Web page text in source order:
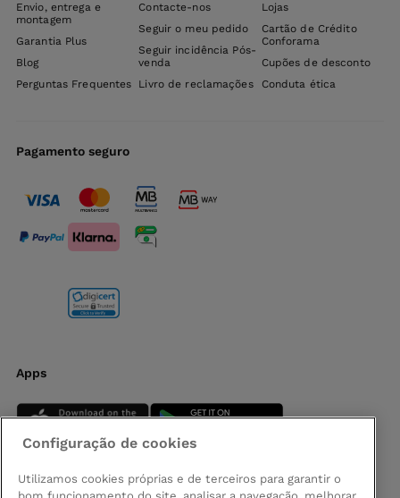
Envio, entrega e
montagem
Garantia Plus
Blog
Perguntas Frequentes
Contacte-nos
Seguir o meu pedido
Seguir incidência Pós-
venda
Livro de reclamações
Lojas
Cartão de Crédito
Conforama
Cupões de desconto
Conduta ética
Pagamento seguro
Apps
Configuração de cookies
Utilizamos cookies próprias e de terceiros para garantir o